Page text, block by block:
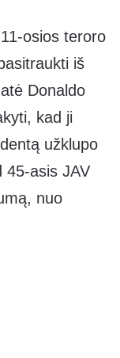
osios teroro
iš
Donaldo
kad ji
užklupo
45-asis JAV
nuo